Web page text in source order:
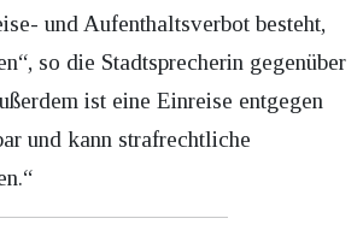
und Aufenthaltsverbot besteht,
so die Stadtsprecherin gegenüber
ist eine Einreise entgegen
und kann strafrechtliche